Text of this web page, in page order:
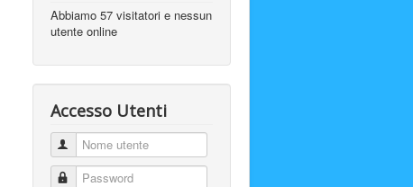
Abbiamo 57 visitatori e nessun
utente online
Accesso Utenti
Nome utente
Password